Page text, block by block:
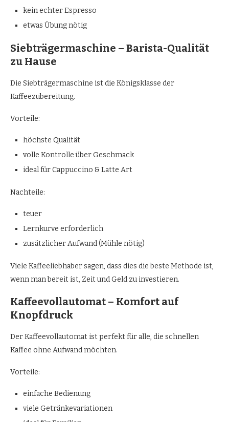
kein echter Espresso
etwas Übung nötig
Siebträgermaschine – Barista-Qualität
zu Hause
Die Siebträgermaschine ist die Königsklasse der
Kaffeezubereitung.
Vorteile:
höchste Qualität
volle Kontrolle über Geschmack
ideal für Cappuccino & Latte Art
Nachteile:
teuer
Lernkurve erforderlich
zusätzlicher Aufwand (Mühle nötig)
Viele Kaffeeliebhaber sagen, dass dies die beste Methode ist,
wenn man bereit ist, Zeit und Geld zu investieren.
Kaffeevollautomat – Komfort auf
Knopfdruck
Der Kaffeevollautomat ist perfekt für alle, die schnellen
Kaffee ohne Aufwand möchten.
Vorteile:
einfache Bedienung
viele Getränkevariationen